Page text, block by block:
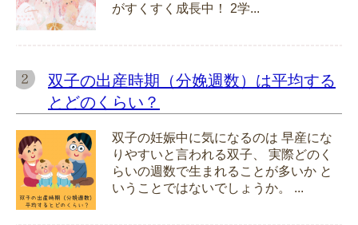
がすくすく成長中！ 2学...
双子の出産時期（分娩週数）は平均する
とどのくらい？
双子の妊娠中に気になるのは 早産にな
りやすいと言われる双子、 実際どのく
らいの週数で生まれることが多いか と
いうことではないでしょうか。 ...